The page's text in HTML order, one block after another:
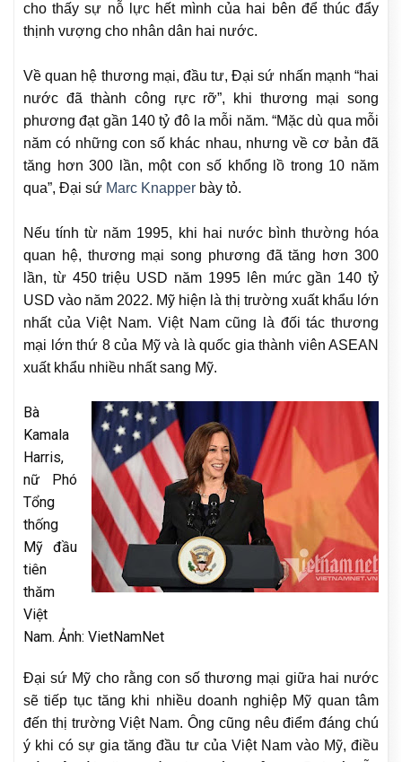
cho thấy sự nỗ lực hết mình của hai bên để thúc đẩy
thịnh vượng cho nhân dân hai nước.
Về quan hệ thương mại, đầu tư, Đại sứ nhấn mạnh “hai
nước đã thành công rực rỡ”, khi thương mại song
phương đạt gần 140 tỷ đô la mỗi năm. “Mặc dù qua mỗi
năm có những con số khác nhau, nhưng về cơ bản đã
tăng hơn 300 lần, một con số khổng lồ trong 10 năm
qua”, Đại sứ Marc Knapper bày tỏ.
Nếu tính từ năm 1995, khi hai nước bình thường hóa
quan hệ, thương mại song phương đã tăng hơn 300
lần, từ 450 triệu USD năm 1995 lên mức gần 140 tỷ
USD vào năm 2022. Mỹ hiện là thị trường xuất khẩu lớn
nhất của Việt Nam. Việt Nam cũng là đối tác thương
mại lớn thứ 8 của Mỹ và là quốc gia thành viên ASEAN
xuất khẩu nhiều nhất sang Mỹ.
Bà
Kamala
Harris,
nữ Phó
Tổng
thống
Mỹ đầu
tiên
thăm
Việt
Nam. Ảnh: VietNamNet
Đại sứ Mỹ cho rằng con số thương mại giữa hai nước
sẽ tiếp tục tăng khi nhiều doanh nghiệp Mỹ quan tâm
đến thị trường Việt Nam. Ông cũng nêu điểm đáng chú
ý khi có sự gia tăng đầu tư của Việt Nam vào Mỹ, điều